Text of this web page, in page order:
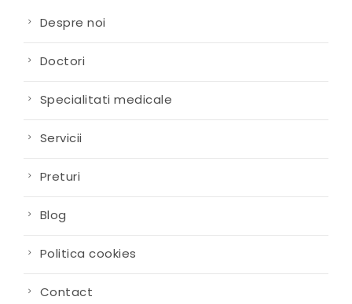
Despre noi
Doctori
Specialitati medicale
Servicii
Preturi
Blog
Politica cookies
Contact